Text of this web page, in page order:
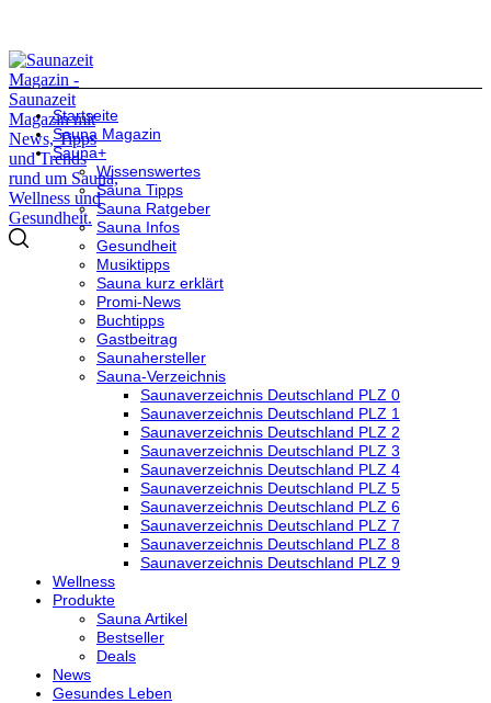
Startseite
Sauna Magazin
Sauna+
Wissenswertes
Sauna Tipps
Sauna Ratgeber
Sauna Infos
Gesundheit
Musiktipps
Sauna kurz erklärt
Promi-News
Buchtipps
Gastbeitrag
Saunahersteller
Sauna-Verzeichnis
Saunaverzeichnis Deutschland PLZ 0
Saunaverzeichnis Deutschland PLZ 1
Saunaverzeichnis Deutschland PLZ 2
Saunaverzeichnis Deutschland PLZ 3
Saunaverzeichnis Deutschland PLZ 4
Saunaverzeichnis Deutschland PLZ 5
Saunaverzeichnis Deutschland PLZ 6
Saunaverzeichnis Deutschland PLZ 7
Saunaverzeichnis Deutschland PLZ 8
Saunaverzeichnis Deutschland PLZ 9
Wellness
Produkte
Sauna Artikel
Bestseller
Deals
News
Gesundes Leben